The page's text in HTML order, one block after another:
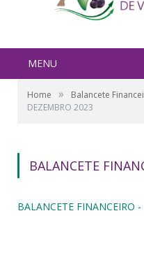
MENU
Home » Balancete
DEZEMBRO 2023
BALANCETE
BALANCETE FINANCEIRO